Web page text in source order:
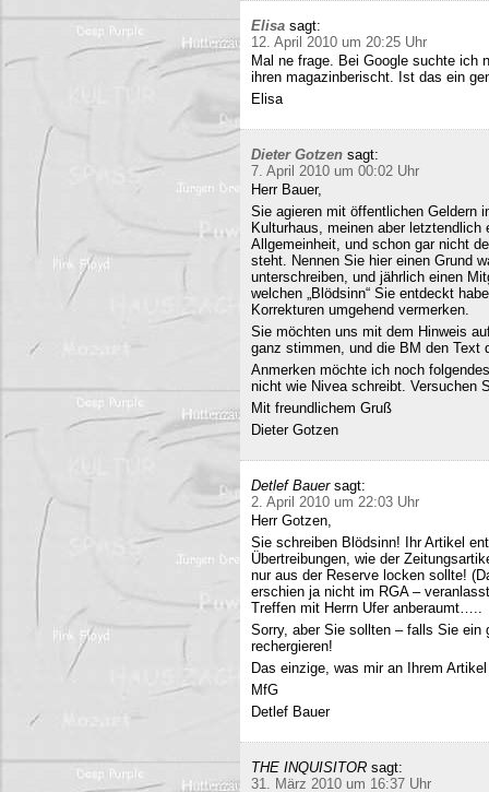
Elisa sagt:
12. April 2010 um 20:25 Uhr
Mal ne frage. Bei Google suchte ich
ihren magazinberischt. Ist das ein
Elisa
Dieter Gotzen sagt:
7. April 2010 um 00:02 Uhr
Herr Bauer,
Sie agieren mit öffentlichen Geldern
Kulturhaus, meinen aber
Allgemeinheit, und schon gar nicht
steht. Nennen Sie hier einen Grund
unterschreiben, und jährlich einen
welchen „Blödsinn“ Sie entdeckt
Korrekturen umgehend vermerken.
Sie möchten uns mit dem Hinweis
ganz stimmen, und die BM den Text
Anmerken möchte ich noch
nicht wie Nivea schreibt. Versuchen
Mit freundlichem Gruß
Dieter Gotzen
Detlef Bauer sagt:
2. April 2010 um 22:03 Uhr
Herr Gotzen,
Sie schreiben Blödsinn! Ihr Artikel
Übertreibungen, wie der
nur aus der Reserve locken sollte!
erschien ja nicht im RGA –
Treffen mit Herrn Ufer anberaumt…..
Sorry, aber Sie sollten – falls Sie ein
rechergieren!
Das einzige, was mir an Ihrem
MfG
Detlef Bauer
THE INQUISITOR sagt:
31. März 2010 um 16:37 Uhr